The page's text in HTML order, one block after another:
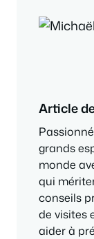
Article
grands
monde
qui
conseils
de visites
aider à